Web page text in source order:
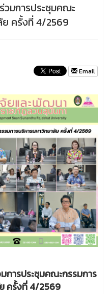
มการประชุมคณะ
ย ครั้งที่ 4/2569
Email
การประชุมคณะกรรมการ
ครั้งที่ 4/2569